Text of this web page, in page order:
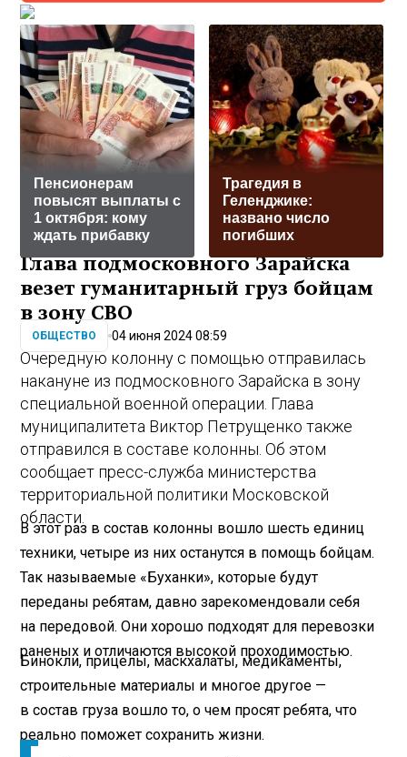
Пенсионерам
повысят выплаты с
1 октября: кому
ждать прибавку
Трагедия в
Геленджике:
названо число
погибших
Глава подмосковного Зарайска
везет гуманитарный груз бойцам
в зону СВО
ОБЩЕСТВО 04 июня 2024 08:59
Очередную колонну с помощью отправилась
накануне из подмосковного Зарайска в зону
специальной военной операции. Глава
муниципалитета Виктор Петрущенко также
отправился в составе колонны. Об этом
сообщает пресс-служба министерства
территориальной политики Московской
области.
В этот раз в состав колонны вошло шесть единиц
техники, четыре из них останутся в помощь бойцам.
Так называемые «Буханки», которые будут
переданы ребятам, давно зарекомендовали себя
на передовой. Они хорошо подходят для перевозки
раненых и отличаются высокой проходимостью.
Бинокли, прицелы, маскхалаты, медикаменты,
строительные материалы и многое другое —
в состав груза вошло то, о чем просят ребята, что
реально поможет сохранить жизни.